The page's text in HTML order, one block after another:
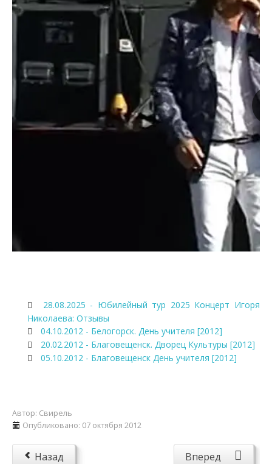
28.08.2025 - Юбилейный тур 2025 Концерт Игоря
Николаева: Отзывы
04.10.2012 - Белогорск. День учителя [2012]
20.02.2012 - Благовещенск. Дворец Культуры [2012]
05.10.2012 - Благовещенск День учителя [2012]
Автор: Свирель
Опубликовано: 07 октября 2012
Назад Вперед